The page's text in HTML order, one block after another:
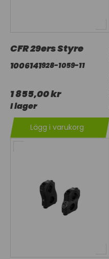
CFR 29ers Styre
1006141928-1059-11
1 855,00 kr
I lager
Lägg i varukorg